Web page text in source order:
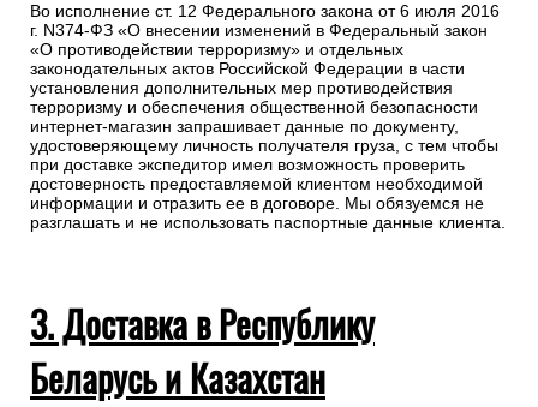
Во исполнение ст. 12 Федерального закона от 6 июля 2016
г. N374-ФЗ «О внесении изменений в Федеральный закон
«О противодействии терроризму» и отдельных
законодательных актов Российской Федерации в части
установления дополнительных мер противодействия
терроризму и обеспечения общественной безопасности
интернет-магазин запрашивает данные по документу,
удостоверяющему личность получателя груза, с тем чтобы
при доставке экспедитор имел возможность проверить
достоверность предоставляемой клиентом необходимой
информации и отразить ее в договоре. Мы обязуемся не
разглашать и не использовать паспортные данные клиента.
3. Доставка в Республику
Беларусь и Казахстан